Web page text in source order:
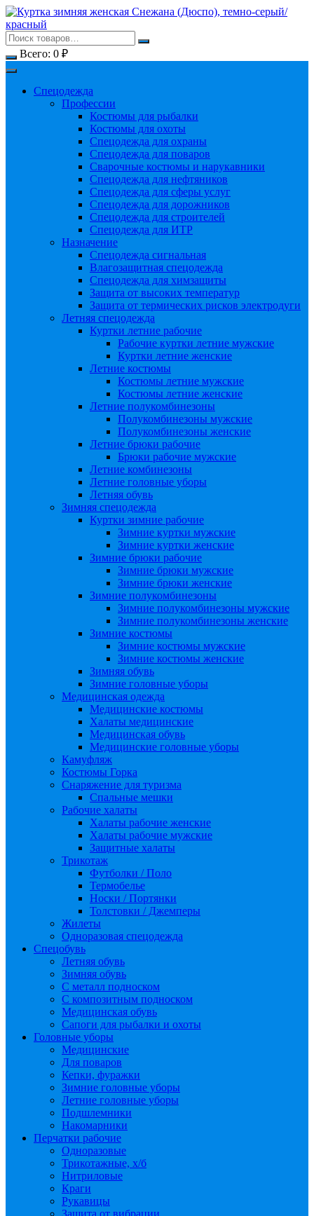
Перейти
к
содержимому
Всего: 0 ₽
Спецодежда
Профессии
Костюмы для рыбалки
Костюмы для охоты
Спецодежда для охраны
Спецодежда для поваров
Сварочные костюмы и нарукавники
Спецодежда для нефтяников
Спецодежда для сферы услуг
Спецодежда для дорожников
Спецодежда для строителей
Спецодежда для ИТР
Назначение
Спецодежда сигнальная
Влагозащитная спецодежда
Спецодежда для химзащиты
Защита от высоких температур
Защита от термических рисков электродуги
Летняя спецодежда
Куртки летние рабочие
Рабочие куртки летние мужские
Куртки летние женские
Летние костюмы
Костюмы летние мужские
Костюмы летние женские
Летние полукомбинезоны
Полукомбинезоны мужские
Полукомбинезоны женские
Летние брюки рабочие
Брюки рабочие мужские
Летние комбинезоны
Летние головные уборы
Летняя обувь
Зимняя спецодежда
Куртки зимние рабочие
Зимние куртки мужские
Зимние куртки женские
Зимние брюки рабочие
Зимние брюки мужские
Зимние брюки женские
Зимние полукомбинезоны
Зимние полукомбинезоны мужские
Зимние полукомбинезоны женские
Зимние костюмы
Зимние костюмы мужские
Зимние костюмы женские
Зимняя обувь
Зимние головные уборы
Медицинская одежда
Медицинские костюмы
Халаты медицинские
Медицинская обувь
Медицинские головные уборы
Камуфляж
Костюмы Горка
Снаряжение для туризма
Спальные мешки
Рабочие халаты
Халаты рабочие женские
Халаты рабочие мужские
Защитные халаты
Трикотаж
Футболки / Поло
Термобелье
Носки / Портянки
Толстовки / Джемперы
Жилеты
Одноразовая спецодежда
Спецобувь
Летняя обувь
Зимняя обувь
С металл подноском
С композитным подноском
Медицинская обувь
Сапоги для рыбалки и охоты
Головные уборы
Медицинские
Для поваров
Кепки, фуражки
Зимние головные уборы
Летние головные уборы
Подшлемники
Накомарники
Перчатки рабочие
Одноразовые
Трикотажные, х/б
Нитриловые
Краги
Рукавицы
Защита от вибрации